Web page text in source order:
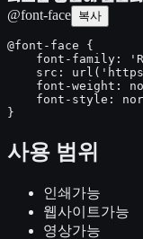
@font-face 복사
@font-face {
font-family:
src:
font-weight:
font-style:
}
사용 범위
인쇄 가능
웹사이트가능
영상가능